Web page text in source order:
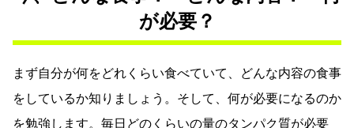
が必要？
まず自分が何をどれくらい食べていて、どんな内容の食事
をしているか知りましょう。そして、何が必要になるのか
を勉強します。毎日どのくらいの量のタンパク質が必要